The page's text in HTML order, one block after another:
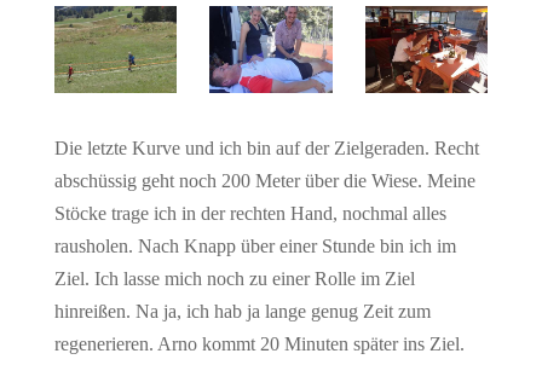
Die letzte Kurve und ich bin auf der Zielgeraden. Recht
abschüssig geht noch 200 Meter über die Wiese. Meine
Stöcke trage ich in der rechten Hand, nochmal alles
rausholen. Nach Knapp über einer Stunde bin ich im
Ziel. Ich lasse mich noch zu einer Rolle im Ziel
hinreißen. Na ja, ich hab ja lange genug Zeit zum
regenerieren. Arno kommt 20 Minuten später ins Ziel.